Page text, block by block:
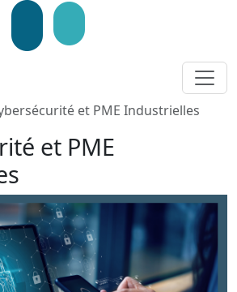
et PME Industrielles
et PME